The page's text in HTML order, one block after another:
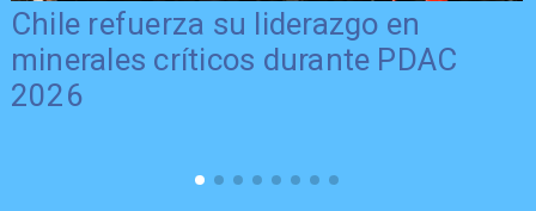
Chile refuerza su liderazgo en
minerales críticos durante PDAC
2026